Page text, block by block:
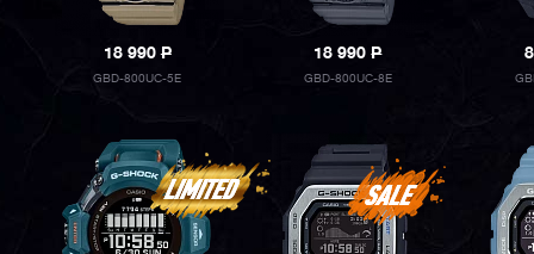
18 990P
GBD-800UC-5E
18 990P
GBD-800UC-8E